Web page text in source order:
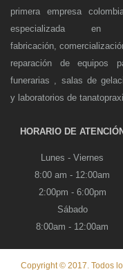
primera empresa
especializada en
fabricación,
reparación de equipos
funerarias , salas de
y laboratorios de
HORARIO DE ATENCIÓN
Lunes - Viernes
8:00 am - 12:00am
2:00pm - 6:00pm
Sábado
8:00am - 12:00am
Copyright © 2017. Todos